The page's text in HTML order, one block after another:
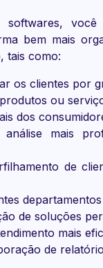
softwares,
bem mais
tais como:
os clientes por
ou
dos
análise mais
de
de soluções
mais
de